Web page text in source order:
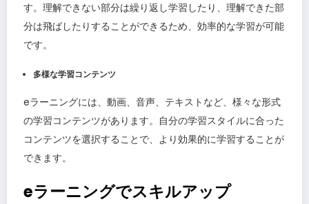
す。理解できない部分は繰り返し学習したり、理解できた部
分は飛ばしたりすることができるため、効率的な学習が可能
です。
多様な学習コンテンツ
eラーニングには、動画、音声、テキストなど、様々な形式
の学習コンテンツがあります。自分の学習スタイルに合った
コンテンツを選択することで、より効果的に学習することが
できます。
eラーニングでスキルアップ